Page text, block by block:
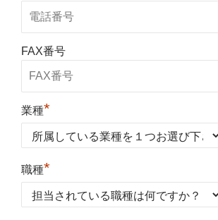
FAX番号
業種*
職種*